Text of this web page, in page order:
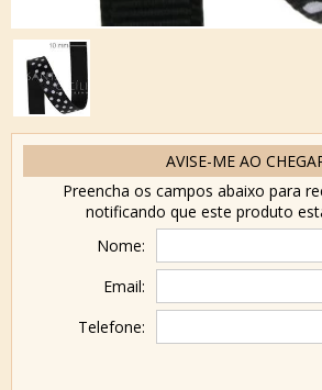
AVISE-ME AO
Preencha os campos abaixo para
notificando que este produto
Nome:
Email:
Telefone: